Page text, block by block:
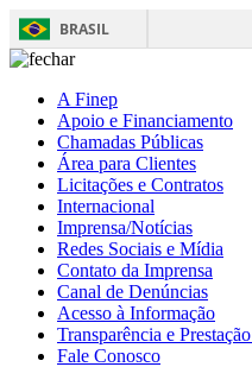
BRASIL
A Finep
Apoio e Financiamento
Chamadas Públicas
Área para Clientes
Licitações e Contratos
Internacional
Imprensa/Notícias
Redes Sociais e Mídia
Contato da Imprensa
Canal de Denúncias
Acesso à Informação
Transparência e
Fale Conosco